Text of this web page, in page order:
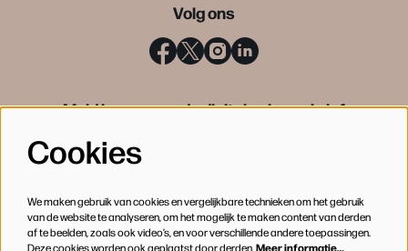
Volg ons
Meld je aan voor de digitale nieuwsbrief
Cookies
We maken gebruik van cookies en vergelijkbare technieken om het gebruik
van de website te analyseren, om het mogelijk te maken content van derden
af te beelden, zoals ook video’s, en voor verschillende andere toepassingen.
Deze cookies worden ook geplaatst door derden.Meer informatie…